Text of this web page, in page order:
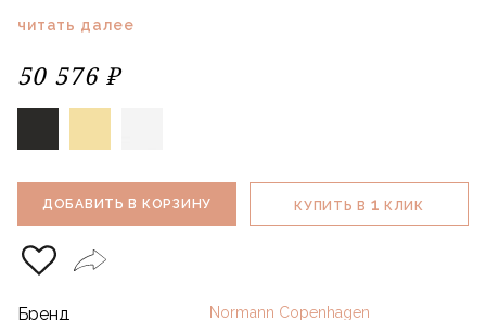
читать далее
50 576 ₽
ДОБАВИТЬ В КОРЗИНУ КУПИТЬ В 1 КЛИК
Бренд Normann Copenhagen